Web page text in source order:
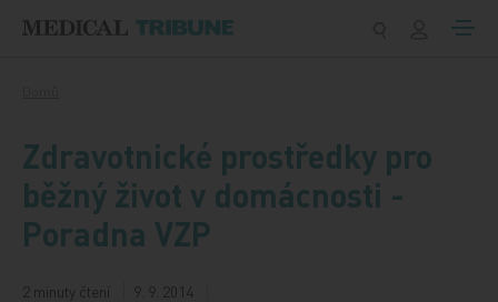
Zdravotnické prostředky pro
běžný život v domácnosti -
Poradna VZP
2 minuty čtení
9. 9. 2014